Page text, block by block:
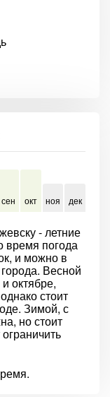
сен окт ноя дек
- летние
время погода
и можно в
Весной
октябре,
стоит
Зимой, с
но стоит